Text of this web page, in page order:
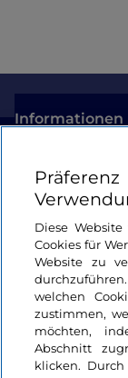
Informationen
Nützliche
Login
Bleiben wir in
Diese
Cookies für
Website zu
welchen
zustimmen,
möchten,
Abschnitt
klicken. Durch